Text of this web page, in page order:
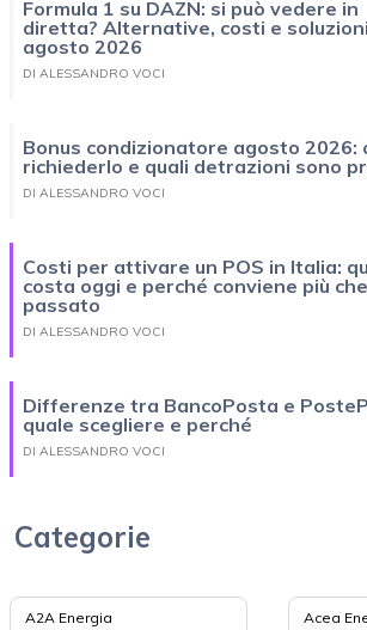
Formula 1 su DAZN: si può vedere in
diretta? Alternative, costi e
agosto 2026
DI ALESSANDRO VOCI
Bonus condizionatore agosto 2026:
richiederlo e quali detrazioni sono
DI ALESSANDRO VOCI
Costi per attivare un POS in Italia:
costa oggi e perché conviene più
passato
DI ALESSANDRO VOCI
Differenze tra BancoPosta e
quale scegliere e perché
DI ALESSANDRO VOCI
Categorie
A2A Energia Acea